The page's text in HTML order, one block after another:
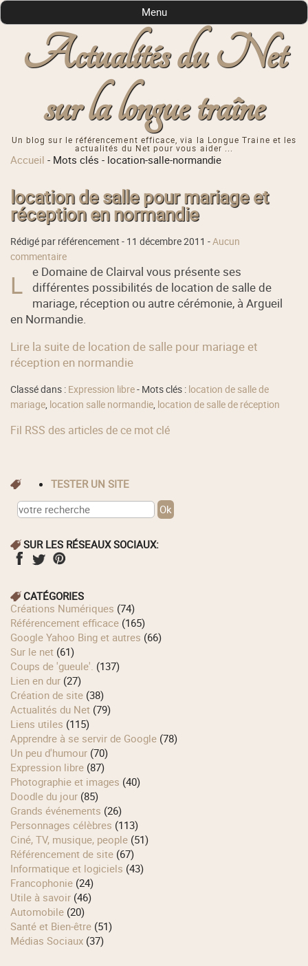
Actualités du Net
sur la longue traîne
Un blog sur le référencement efficace, via la Longue Traine et les
actualités du Net pour vous aider ...
Menu
Accueil - Mots clés - location-salle-normandie
location de salle pour mariage et
réception en normandie
Rédigé par référencement - 11 décembre 2011 -Aucun
commentaire
L
e Domaine de Clairval vous présente ses
différentes possibilités de location de salle de
mariage, réception ou autre cérémonie, à Argueil
en Normandie.
Lire la suite de location de salle pour mariage et
réception en normandie
Classé dans : Expression libre- Mots clés : location de salle de
mariage, location salle normandie, location de salle de réception
Fil RSS des articles de ce mot clé
TESTER UN SITE
SUR LES RÉSEAUX SOCIAUX:
CATÉGORIES
Créations Numériques (74)
Référencement efficace (165)
Google Yahoo Bing et autres (66)
Sur le net (61)
Coups de 'gueule'. (137)
Lien en dur (27)
Création de site (38)
Actualités du Net (79)
Liens utiles (115)
Apprendre à se servir de Google (78)
Un peu d'humour (70)
Expression libre (87)
Photographie et images (40)
Doodle du jour (85)
Grands événements (26)
Personnages célèbres (113)
Ciné, TV, musique, people (51)
Référencement de site (67)
Informatique et logiciels (43)
Francophonie (24)
Utile à savoir (46)
Automobile (20)
Santé et Bien-être (51)
Médias Sociaux (37)